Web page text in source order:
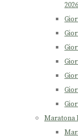
2026
Maratona